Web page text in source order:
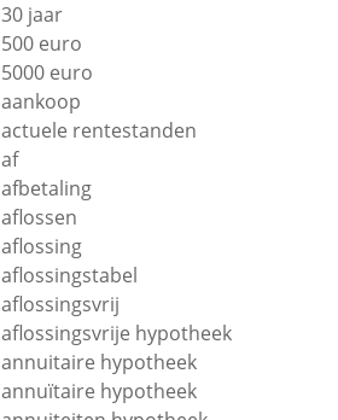
30 jaar
500 euro
5000 euro
aankoop
actuele rentestanden
af
afbetaling
aflossen
aflossing
aflossingstabel
aflossingsvrij
aflossingsvrije hypotheek
annuitaire hypotheek
annuïtaire hypotheek